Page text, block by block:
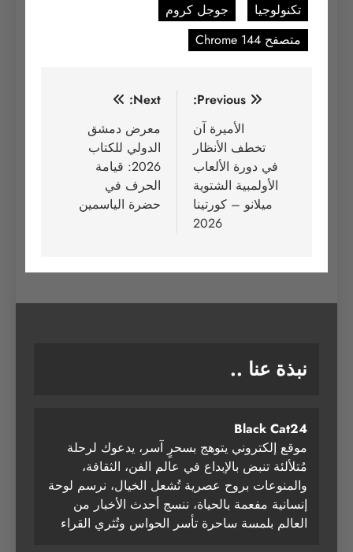
تكنولوجيا
جوجل كروم
متصفح Chrome 144
تصفّح
المقالات
Previous:
الأميرة آن
تخطف الأنظار
في دورة الألعاب
الأولمبية الشتوية
ميلانو – كورتينا
2026
Next:
معرض دمشق
الدولي للكتاب
2026: قيامة
الحرف في
حضرة الياسمين
نبذة عنا ..
Black Cat24
موقع إلكتروني يتوهج بسحرٍ آسر، يدعوك لرحلة
مُتلألئة تنبض بالإبداع في عالم الفن، الثقافة،
والمنوعات بروح عصرية تُشعل الخيال، نرسم لوحة
إنسانية مفعمة بالحياة، ننسج أحدث الأخبار من
العالم بلمسة ساحرة تأسر الحواس وتُثري القراء